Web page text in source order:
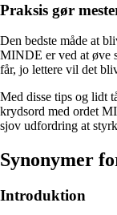
Praksis gør
Den bedste måde at
MINDE er ved at øve
får, jo lettere vil det
Med disse tips og lidt
krydsord med ordet
sjov udfordring at
Synonymer
Introduktion